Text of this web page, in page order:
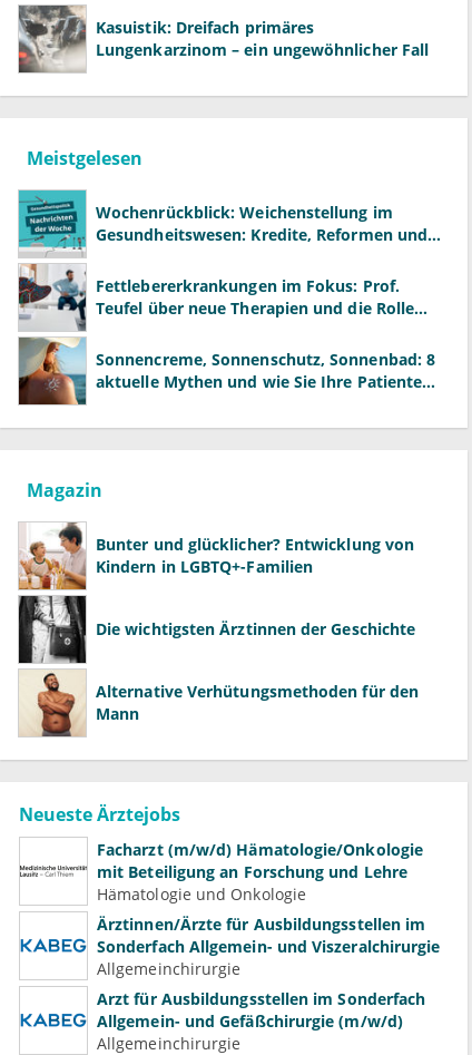
Kasuistik: Dreifach primäres
Lungenkarzinom – ein ungewöhnlicher Fall
Meistgelesen
Wochenrückblick: Weichenstellung im
Gesundheitswesen: Kredite, Reformen und
Fettlebererkrankungen im Fokus: Prof.
Teufel über neue Therapien und die Rolle
Sonnencreme, Sonnenschutz, Sonnenbad: 8
aktuelle Mythen und wie Sie Ihre Patienten
Magazin
Bunter und glücklicher? Entwicklung von
Kindern in LGBTQ+-Familien
Die wichtigsten Ärztinnen der Geschichte
Alternative Verhütungsmethoden für den
Mann
Neueste Ärztejobs
Facharzt (m/w/d) Hämatologie/Onkologie
mit Beteiligung an Forschung und Lehre
Hämatologie und Onkologie
Ärztinnen/Ärzte für Ausbildungsstellen im
Sonderfach Allgemein- und Viszeralchirurgie
Allgemeinchirurgie
Arzt für Ausbildungsstellen im Sonderfach
Allgemein- und Gefäßchirurgie (m/w/d)
Allgemeinchirurgie